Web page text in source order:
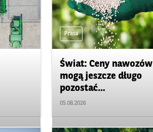
Prasa
Świat: Ceny nawozów
mogą jeszcze długo
pozostać...
05.08.2026